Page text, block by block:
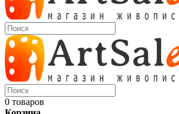
0 товаров